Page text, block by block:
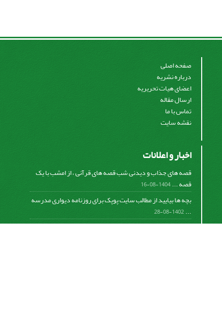
صفحه اصلی
درباره نشریه
اعضای هیات تحریریه
ارسال مقاله
تماس با ما
نقشه سایت
اخبار و اعلانات
قصه های جذاب و دیدنی شب قصه های قرآنی ، از امشب با یک
قصه ...1404-08-16
بچه ها بیایید از مطالب سایت پوپک برای روزنامه دیواری مدرسه
...
1402-08-28